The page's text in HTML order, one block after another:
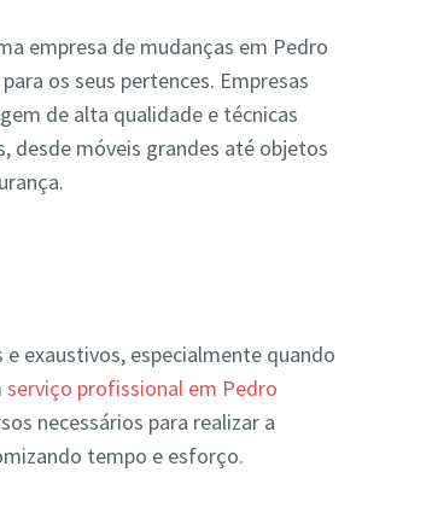
empresa de mudanças em Pedro
os seus pertences. Empresas
de alta qualidade e técnicas
desde móveis grandes até objetos
exaustivos, especialmente quando
serviço profissional em Pedro
necessários para realizar a
tempo e esforço.